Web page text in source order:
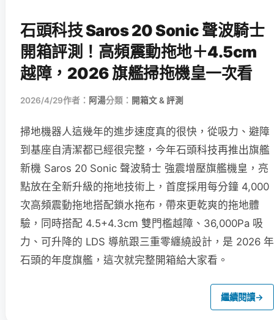
石頭科技 Saros 20 Sonic 聲波騎士
開箱評測！高頻震動拖地＋4.5cm
越障，2026 旗艦掃拖機皇一次看
2026/4/29作者： 阿湯分類： 開箱文 & 評測
掃地機器人這幾年的進步速度真的很快，從吸力、避障
到基座自清潔都已經很完整，今年石頭科技再推出旗艦
新機 Saros 20 Sonic 聲波騎士 強震增壓旗艦機皇，亮
點放在全新升級的拖地技術上，首度採用每分鐘 4,000
次高頻震動拖地搭配鎖水拖布，帶來更乾爽的拖地體
驗，同時搭配 4.5+4.3cm 雙門檻越障、36,000Pa 吸
力、可升降的 LDS 導航跟三重零纏繞設計，是 2026 年
石頭的年度旗艦，這次就完整開箱給大家看。
繼續閱讀→